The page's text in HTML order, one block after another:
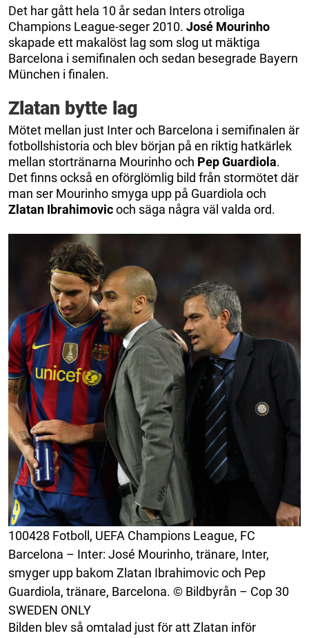
Det har gått hela 10 år sedan Inters otroliga
Champions League-seger 2010. José Mourinho
skapade ett makalöst lag som slog ut mäktiga
Barcelona i semifinalen och sedan besegrade Bayern
München i finalen.
Zlatan bytte lag
Mötet mellan just Inter och Barcelona i semifinalen är
fotbollshistoria och blev början på en riktig hatkärlek
mellan stortränarna Mourinho och Pep Guardiola.
Det finns också en oförglömlig bild från stormötet där
man ser Mourinho smyga upp på Guardiola och
Zlatan Ibrahimovicoch säga några väl valda ord.
100428 Fotboll, UEFA Champions League, FC
Barcelona – Inter: José Mourinho, tränare, Inter,
smyger upp bakom Zlatan Ibrahimovic och Pep
Guardiola, tränare, Barcelona. © Bildbyrån – Cop 30
SWEDEN ONLY
Bilden blev så omtalad just för att Zlatan inför